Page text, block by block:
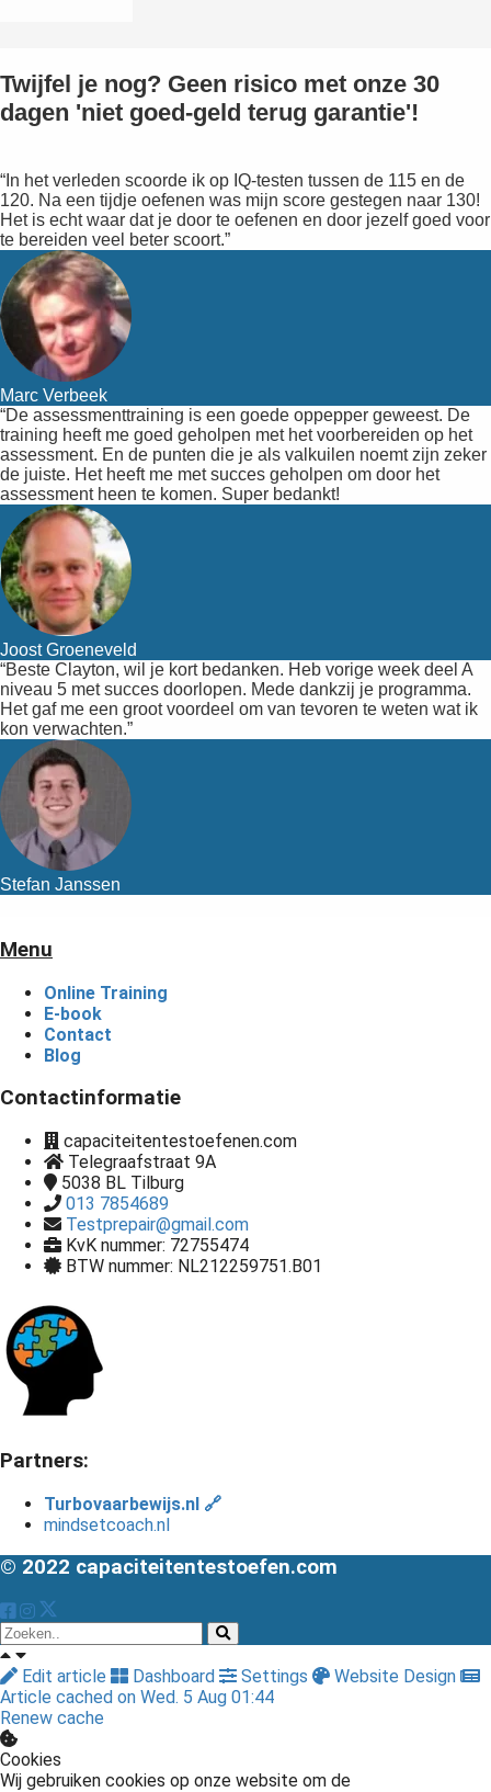
Twijfel je nog? Geen risico met onze 30
dagen 'niet goed-geld terug garantie'!
“In het verleden scoorde ik op IQ-testen tussen de 115 en de
120. Na een tijdje oefenen was mijn score gestegen naar 130!
Het is echt waar dat je door te oefenen en door jezelf goed voor
te bereiden veel beter scoort.”
Marc Verbeek
“De assessmenttraining is een goede oppepper geweest. De
training heeft me goed geholpen met het voorbereiden op het
assessment. En de punten die je als valkuilen noemt zijn zeker
de juiste. Het heeft me met succes geholpen om door het
assessment heen te komen. Super bedankt!
Joost Groeneveld
“Beste Clayton, wil je kort bedanken. Heb vorige week deel A
niveau 5 met succes doorlopen. Mede dankzij je programma.
Het gaf me een groot voordeel om van tevoren te weten wat ik
kon verwachten.”
Stefan Janssen
Menu
Online Training
E-book
Contact
Blog
Contactinformatie
capaciteitentestoefenen.com
Telegraafstraat 9A
5038 BL Tilburg
013 7854689
Testprepair@gmail.com
KvK nummer: 72755474
BTW nummer: NL212259751.B01
Partners:
Turbovaarbewijs.nl 🔗
mindsetcoach.nl
© 2022 capaciteitentestoefen.com
Edit article Dashboard Settings
Website Design
Article cached on Wed. 5 Aug 01:44
Renew cache
Cookies
Wij gebruiken cookies op onze website om de